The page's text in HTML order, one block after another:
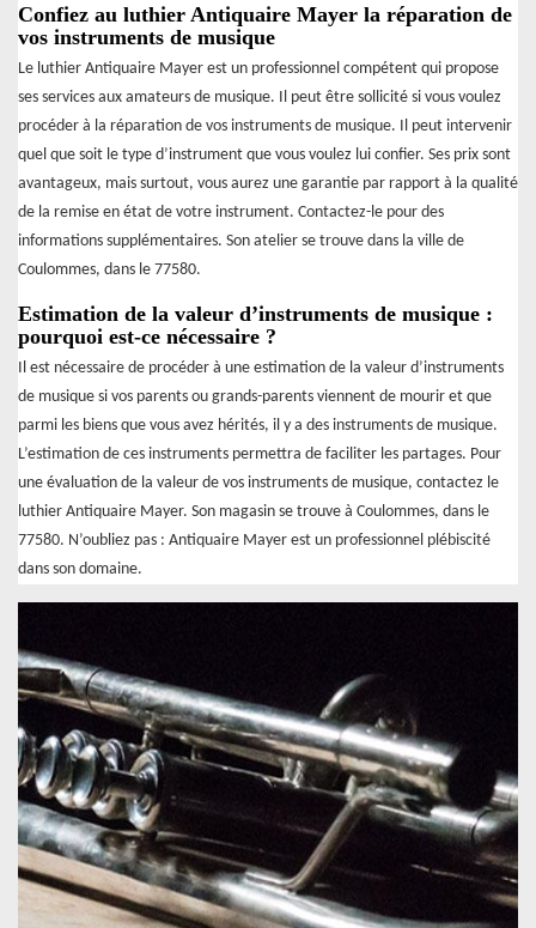
Confiez au luthier Antiquaire Mayer la réparation de
vos instruments de musique
Le luthier Antiquaire Mayer est un professionnel compétent qui propose
ses services aux amateurs de musique. Il peut être sollicité si vous voulez
procéder à la réparation de vos instruments de musique. Il peut intervenir
quel que soit le type d’instrument que vous voulez lui confier. Ses prix sont
avantageux, mais surtout, vous aurez une garantie par rapport à la qualité
de la remise en état de votre instrument. Contactez-le pour des
informations supplémentaires. Son atelier se trouve dans la ville de
Coulommes, dans le 77580.
Estimation de la valeur d’instruments de musique :
pourquoi est-ce nécessaire ?
Il est nécessaire de procéder à une estimation de la valeur d’instruments
de musique si vos parents ou grands-parents viennent de mourir et que
parmi les biens que vous avez hérités, il y a des instruments de musique.
L’estimation de ces instruments permettra de faciliter les partages. Pour
une évaluation de la valeur de vos instruments de musique, contactez le
luthier Antiquaire Mayer. Son magasin se trouve à Coulommes, dans le
77580. N’oubliez pas : Antiquaire Mayer est un professionnel plébiscité
dans son domaine.